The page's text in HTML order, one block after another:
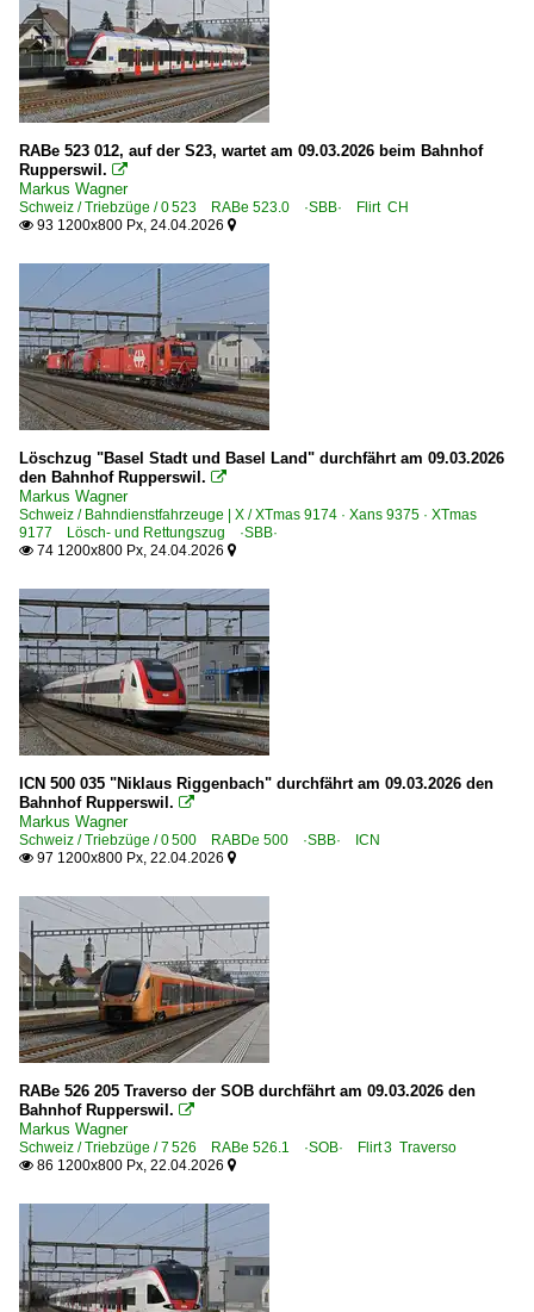
RABe 523 012, auf der S23, wartet am 09.03.2026 beim Bahnhof
Rupperswil. 
Markus Wagner
Schweiz / Triebzüge / 0 523 RABe 523.0 ·SBB· Flirt CH
 93 1200x800 Px, 24.04.2026 
Löschzug "Basel Stadt und Basel Land" durchfährt am 09.03.2026
den Bahnhof Rupperswil. 
Markus Wagner
Schweiz / Bahndienstfahrzeuge | X / XTmas 9174 · Xans 9375 · XTmas
9177 Lösch- und Rettungszug ·SBB·
 74 1200x800 Px, 24.04.2026 
ICN 500 035 "Niklaus Riggenbach" durchfährt am 09.03.2026 den
Bahnhof Rupperswil. 
Markus Wagner
Schweiz / Triebzüge / 0 500 RABDe 500 ·SBB· ICN
 97 1200x800 Px, 22.04.2026 
RABe 526 205 Traverso der SOB durchfährt am 09.03.2026 den
Bahnhof Rupperswil. 
Markus Wagner
Schweiz / Triebzüge / 7 526 RABe 526.1 ·SOB· Flirt⁠ 3 Traverso
 86 1200x800 Px, 22.04.2026 